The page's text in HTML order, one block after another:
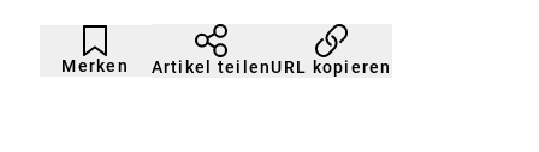
Merken
Artikel
nicht
gemerkt
Durch
Klicken
der
Artikel teilenURL kopieren